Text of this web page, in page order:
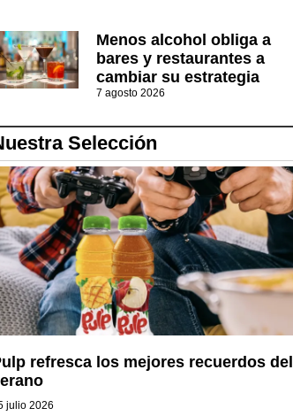
Menos alcohol obliga a
bares y restaurantes a
cambiar su estrategia
7 agosto 2026
Selección
refresca los mejores recuerdos del
julio 2026